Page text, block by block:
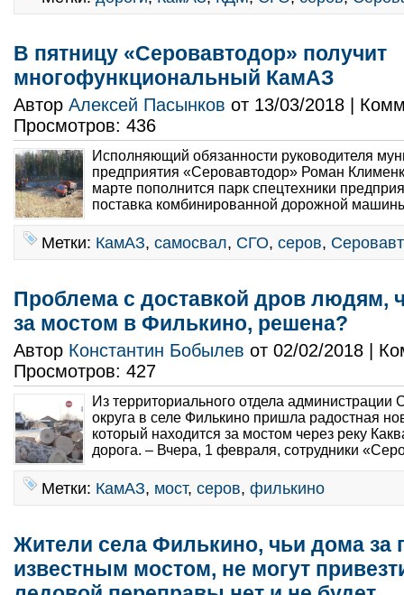
В пятницу «Серовавтодор» получит
многофункциональный КамАЗ
Автор Алексей Пасынков от 13/03/2018 |
Просмотров: 436
Исполняющий обязанности руководителя
предприятия «Серовавтодор» Роман
марте пополнится парк спецтехники
поставка комбинированной дорожной
Метки: КамАЗ, самосвал, СГО, серов,
Проблема с доставкой дров людям,
за мостом в Филькино, решена?
Автор Константин Бобылев от 02/02/2018 |
Просмотров: 427
Из территориального отдела администрации
округа в селе Филькино пришла радостная
который находится за мостом через реку
дорога. – Вчера, 1 февраля, сотрудники
Метки: КамАЗ, мост, серов, филькино
Жители села Филькино, чьи дома за
известным мостом, не могут